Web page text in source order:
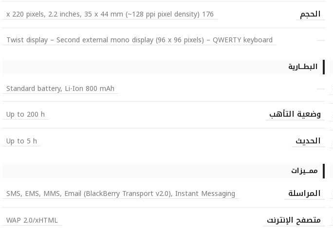
الحجم
176 x 220 pixels, 2.2 inches, 35 x 44 mm (~128 ppi pixel density)
Twist display – Second external mono display (96 x 96 pixels) – QWERTY keyboard
البطـــارية
Standard battery, Li-Ion 800 mAh
وضعية التأهب Up to 200 h
الحديث Up to 5 h
ممـــيزات
المراسلة SMS, EMS, MMS, Email (BlackBerry Transport v2.0), Instant Messaging
متصفح الإنترنت WAP 2.0/xHTML